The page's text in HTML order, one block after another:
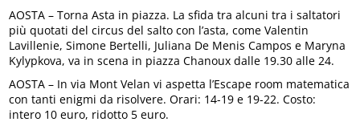
AOSTA – Torna Asta in piazza. La sfida tra alcuni tra i saltatori
più quotati del circus del salto con l’asta, come Valentin
Lavillenie, Simone Bertelli, Juliana De Menis Campos e Maryna
Kylypkova, va in scena in piazza Chanoux dalle 19.30 alle 24.
AOSTA – In via Mont Velan vi aspetta l’Escape room matematica
con tanti enigmi da risolvere. Orari: 14-19 e 19-22. Costo:
intero 10 euro, ridotto 5 euro.